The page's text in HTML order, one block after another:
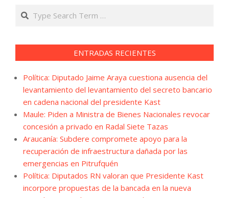
Search
ENTRADAS RECIENTES
Política: Diputado Jaime Araya cuestiona ausencia del
levantamiento del levantamiento del secreto bancario
en cadena nacional del presidente Kast
Maule: Piden a Ministra de Bienes Nacionales revocar
concesión a privado en Radal Siete Tazas
Araucanía: Subdere compromete apoyo para la
recuperación de infraestructura dañada por las
emergencias en Pitrufquén
Política: Diputados RN valoran que Presidente Kast
incorpore propuestas de la bancada en la nueva